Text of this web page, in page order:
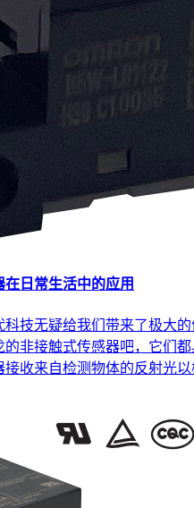
日常生活中的应用
技无疑给我们带来了极大
非接触式传感器吧，它们
收来自检测物体的反射光